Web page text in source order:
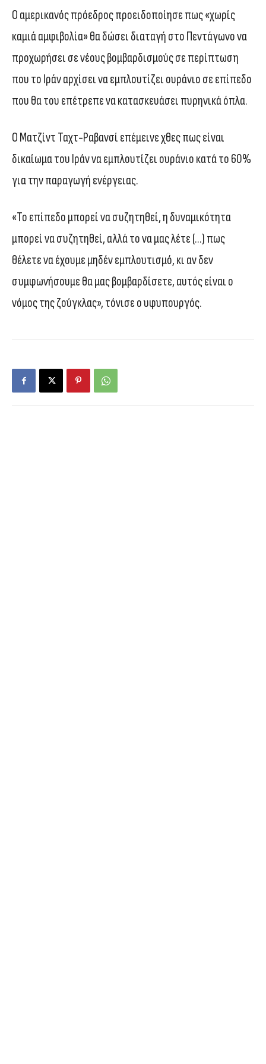
Ο αμερικανός πρόεδρος προειδοποίησε πως «χωρίς
καμιά αμφιβολία» θα δώσει διαταγή στο Πεντάγωνο να
προχωρήσει σε νέους βομβαρδισμούς σε περίπτωση
που το Ιράν αρχίσει να εμπλουτίζει ουράνιο σε επίπεδο
που θα του επέτρεπε να κατασκευάσει πυρηνικά όπλα.
Ο Ματζίντ Ταχτ-Ραβανσί επέμεινε χθες πως είναι
δικαίωμα του Ιράν να εμπλουτίζει ουράνιο κατά το 60%
για την παραγωγή ενέργειας.
«Το επίπεδο μπορεί να συζητηθεί, η δυναμικότητα
μπορεί να συζητηθεί, αλλά το να μας λέτε (…) πως
θέλετε να έχουμε μηδέν εμπλουτισμό, κι αν δεν
συμφωνήσουμε θα μας βομβαρδίσετε, αυτός είναι ο
νόμος της ζούγκλας», τόνισε ο υφυπουργός.